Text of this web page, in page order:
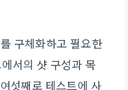
구체화하고 필요한
서의 샷 구성과 목
섯째로 테스트에 사